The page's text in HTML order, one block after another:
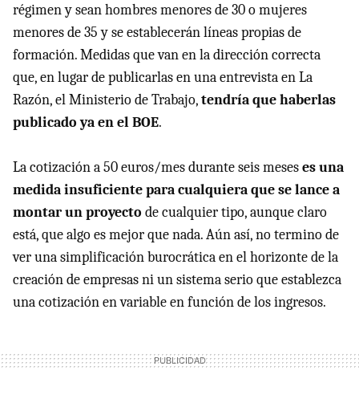
régimen y sean hombres menores de 30 o mujeres
menores de 35 y se establecerán líneas propias de
formación. Medidas que van en la dirección correcta
que, en lugar de publicarlas en una entrevista en La
Razón, el Ministerio de Trabajo,tendría que haberlas
publicado ya en el BOE.
La cotización a 50 euros/mes durante seis meseses una
medida insuficiente para cualquiera que se lance a
montar un proyecto de cualquier tipo, aunque claro
está, que algo es mejor que nada. Aún así, no termino de
ver una simplificación burocrática en el horizonte de la
creación de empresas ni un sistema serio que establezca
una cotización en variable en función de los ingresos.